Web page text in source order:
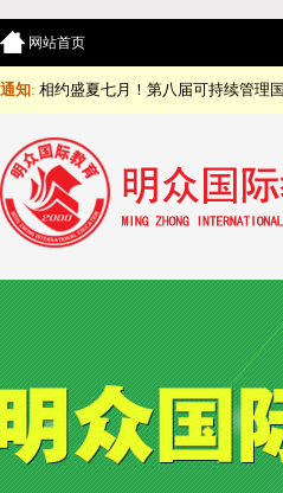
网站首页
通知: 相约盛夏七月！第八届可持续管理